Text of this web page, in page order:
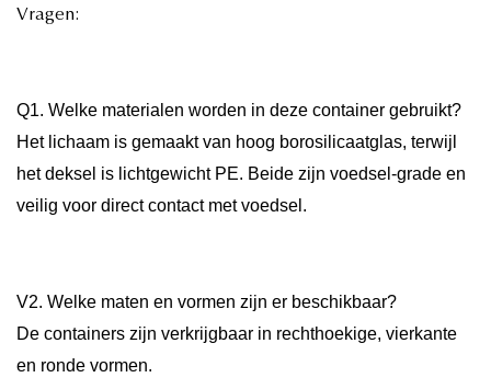
Vragen:
Q1. Welke materialen worden in deze container gebruikt?
Het lichaam is gemaakt van hoog borosilicaatglas, terwijl
het deksel is lichtgewicht PE. Beide zijn voedsel-grade en
veilig voor direct contact met voedsel.
V2. Welke maten en vormen zijn er beschikbaar?
De containers zijn verkrijgbaar in rechthoekige, vierkante
en ronde vormen.